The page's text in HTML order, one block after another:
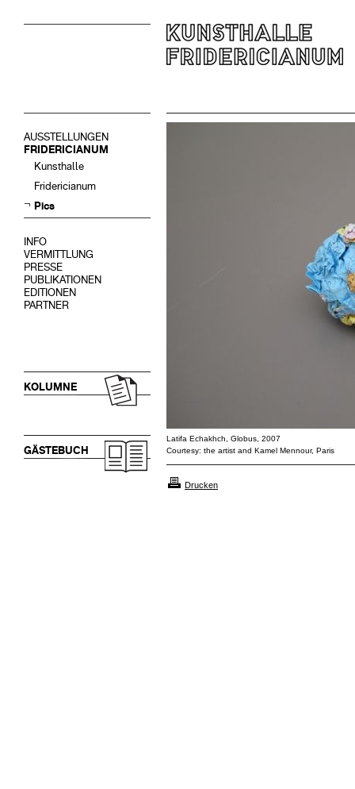
AUSSTELLUNGEN
FRIDERICIANUM
Kunsthalle
Fridericianum
Pics
INFO
VERMITTLUNG
PRESSE
PUBLIKATIONEN
EDITIONEN
PARTNER
KOLUMNE
GÄSTEBUCH
Latifa Echakhch, Globus, 2007
Courtesy: the artist and Kamel Mennour, Paris
Drucken